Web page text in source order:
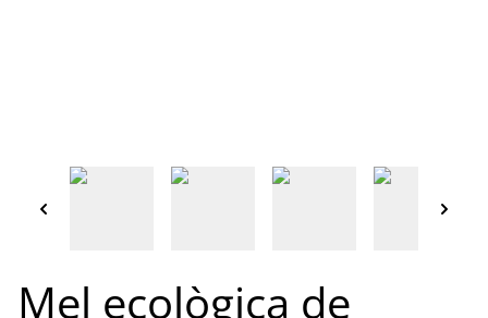
Mel ecològica de